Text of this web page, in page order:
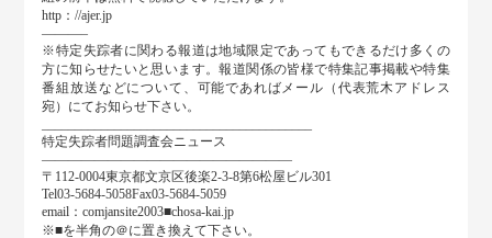
http：//ajer.jp
———–
※特定失踪者に関わる報道は地域限定であってもできるだけ多くの
方に知らせたいと思います。報道関係の皆様で特集記事掲載や特集
番組放送などについて、可能であればメール（代表荒木アドレス
宛）にてお知らせ下さい。
特定失踪者問題調査会ニュース
———————————————————
〒112-0004東京都文京区後楽2-3-8第6松屋ビル301
Tel03-5684-5058Fax03-5684-5059
email：comjansite2003■chosa-kai.jp
※■を半角の＠に置き換えて下さい。